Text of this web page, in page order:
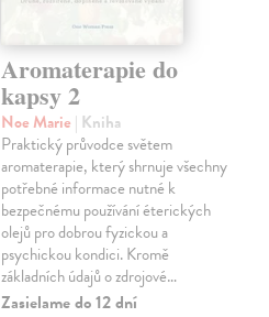
Aromaterapie do
kapsy 2
Noe Marie | Kniha
Praktický průvodce světem
aromaterapie, který shrnuje všechny
potřebné informace nutné k
bezpečnému používání éterických
olejů pro dobrou fyzickou a
psychickou kondici. Kromě
základních údajů o zdrojové…
Zasielame do 12 dní